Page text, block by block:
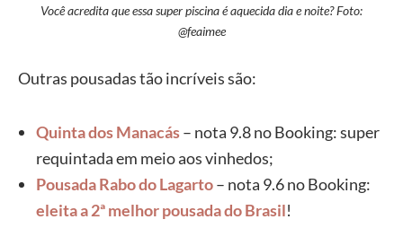
Você acredita que essa super piscina é aquecida dia e noite? Foto:
@feaimee
Outras pousadas tão incríveis são:
Quinta dos Manacás– nota 9.8 no Booking: super
requintada em meio aos vinhedos;
Pousada Rabo do Lagarto– nota 9.6 no Booking:
eleita a 2ª melhor pousada do Brasil!